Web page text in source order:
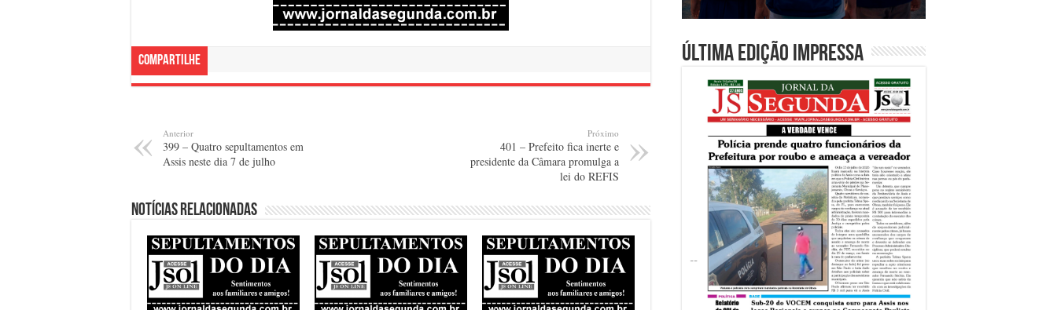
Compartilhe
Anterior
399 – Quatro sepultamentos em
Assis neste dia 7 de julho
Próximo
401 – Prefeito fica inerte e
presidente da Câmara promulga a
lei do REFIS
Notícias relacionadas
Última edição impressa